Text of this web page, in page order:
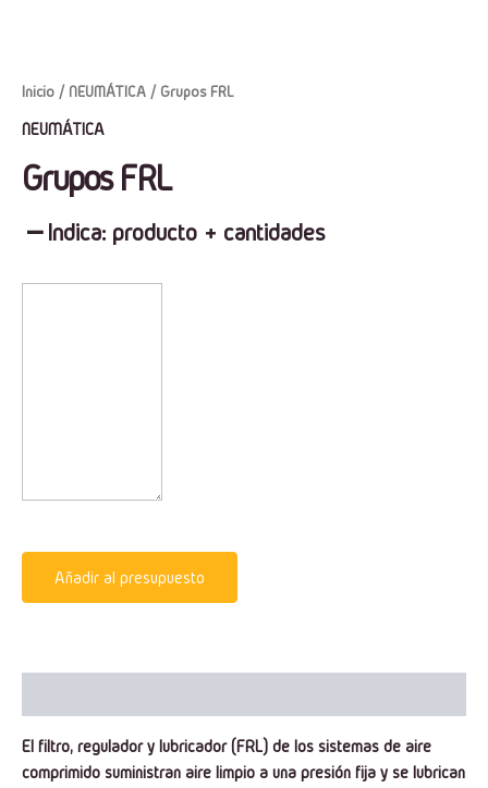
Inicio / NEUMÁTICA / Grupos FRL
NEUMÁTICA
Grupos FRL
Indica: producto + cantidades
Añadir al presupuesto
El filtro, regulador y lubricador (FRL) de los sistemas de aire
comprimido suministran aire limpio a una presión fija y se lubrican